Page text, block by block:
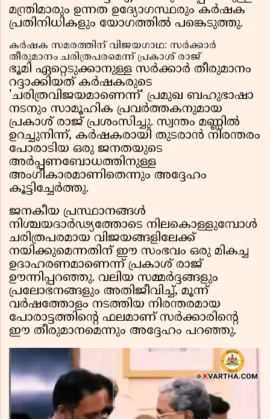
മന്ത്രിമാരും ഉന്നത ഉദ്യോഗസ്ഥരും കർഷക
പ്രതിനിധികളും യോഗത്തിൽ പങ്കെടുത്തു.
കർഷക സമരത്തിന് വിജയഗാഥ: സർക്കാർ
തീരുമാനം ചരിത്രപരമെന്ന് പ്രകാശ് രാജ്
ഭൂമി ഏറ്റെടുക്കാനുള്ള സർക്കാർ തീരുമാനം
റദ്ദാക്കിയത് കർഷകരുടെ
'ചരിത്രവിജയമാണെന്ന്' പ്രമുഖ ബഹുഭാഷാ
നടനും സാമൂഹിക പ്രവർത്തകനുമായ
പ്രകാശ് രാജ് പ്രശംസിച്ചു. സ്വന്തം മണ്ണിൽ
ഉറച്ചുനിന്ന്, കർഷകരായി തുടരാൻ നിരന്തരം
പോരാടിയ ഒരു ജനതയുടെ
അർപ്പണബോധത്തിനുള്ള
അംഗീകാരമാണിതെന്നും അദ്ദേഹം
കൂട്ടിച്ചേർത്തു.
ജനകീയ പ്രസ്ഥാനങ്ങൾ
നിശ്ചയദാർഢ്യത്തോടെ നിലകൊള്ളുമ്പോൾ
ചരിത്രപരമായ വിജയങ്ങളിലേക്ക്
നയിക്കുമെന്നതിന് ഈ സംഭവം ഒരു മികച്ച
ഉദാഹരണമാണെന്ന് പ്രകാശ് രാജ്
ഊന്നിപ്പറഞ്ഞു. വലിയ സമ്മർദ്ദങ്ങളും
പ്രലോഭനങ്ങളും അതിജീവിച്ച്, മൂന്ന്
വർഷത്തോളം നടത്തിയ നിരന്തരമായ
പോരാട്ടത്തിന്റെ ഫലമാണ് സർക്കാരിന്റെ
ഈ തീരുമാനമെന്നും അദ്ദേഹം പറഞ്ഞു.